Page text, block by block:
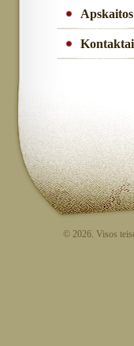
Kontaktai
© 2026. Visos